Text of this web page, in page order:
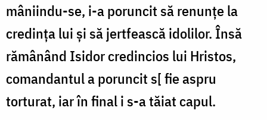
mâniindu-se, i-a poruncit să renunțe la
credința lui și să jertfească idolilor. Însă
rămânând Isidor credincios lui Hristos,
comandantul a poruncit s[ fie aspru
torturat, iar în final i s-a tăiat capul.